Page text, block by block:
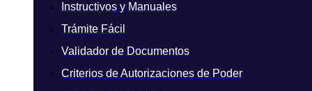
Instructivos y Manuales
Trámite Fácil
Validador de Documentos
Criterios de Autorizaciones de Poder